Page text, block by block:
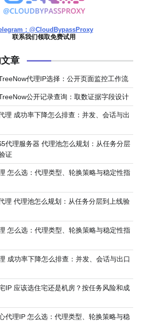
：@CloudBypassProxy
联系我们领取免费试用
章
代理IP选择：公开页面监控工作流
公开记录查询：取数证据字段设计
理 成功率下降怎么排查：并发、会话与出
代理服务器 代理池怎么规划：从任务分层
证
怎么选：代理类型、轮换策略与稳定性指
理 代理池怎么规划：从任务分层到上线验
怎么选：代理类型、轮换策略与稳定性指
成功率下降怎么排查：并发、会话与出口
IP 应该选住宅还是机房？按任务风险和成
代理IP 怎么选：代理类型、轮换策略与稳